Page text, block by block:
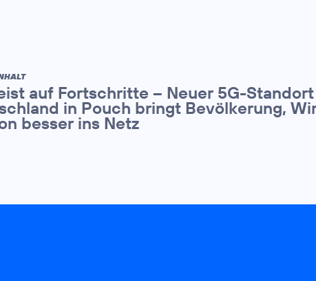
auf Fortschritte – Neuer 5G-
in Pouch bringt Bevölkerung,
besser ins Netz